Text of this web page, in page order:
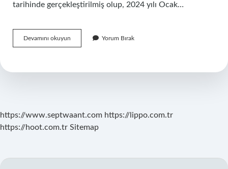
tarihinde gerçekleştirilmiş olup, 2024 yılı Ocak…
Devamını okuyun
Ve
Kaç
Yorum Bırak
https://www.septwaant.com https://lippo.com.tr
https://hoot.com.tr Sitemap